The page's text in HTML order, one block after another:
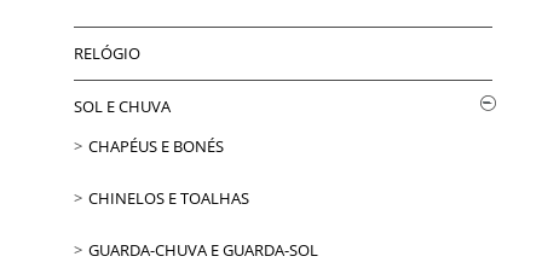
RELÓGIO
SOL E CHUVA
CHAPÉUS E BONÉS
CHINELOS E TOALHAS
GUARDA-CHUVA E GUARDA-SOL